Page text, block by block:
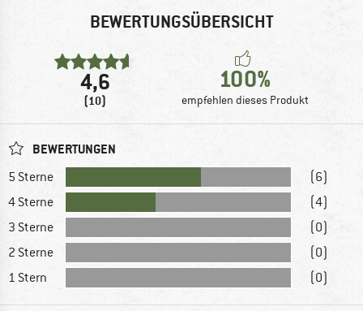
BEWERTUNGSÜBERSICHT
4,6
(10)
100%
empfehlen dieses Produkt
BEWERTUNGEN
5 Sterne
(6)
4 Sterne
(4)
3 Sterne
(0)
2 Sterne
(0)
1 Stern
(0)